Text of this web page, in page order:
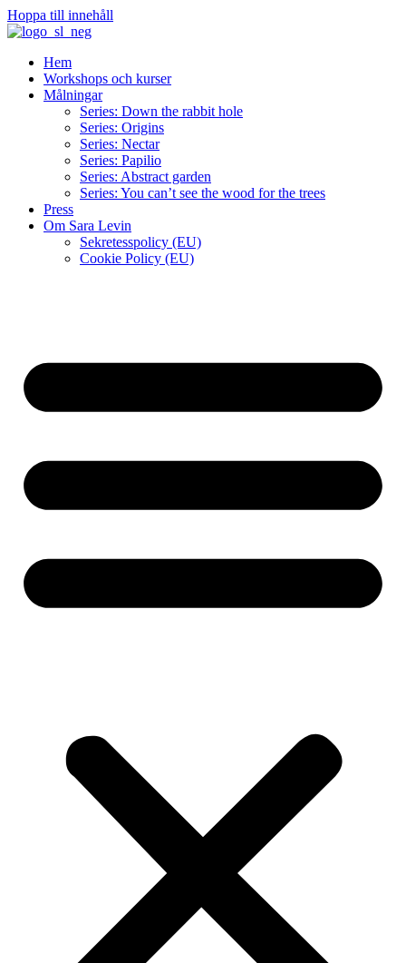
Hoppa till innehåll
Hem
Workshops och kurser
Målningar
Series: Down the rabbit hole
Series: Origins
Series: Nectar
Series: Papilio
Series: Abstract garden
Series: You can’t see the wood for the trees
Press
Om Sara Levin
Sekretesspolicy (EU)
Cookie Policy (EU)